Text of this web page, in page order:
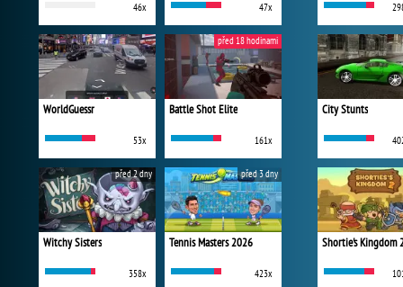
46x 47x
WorldGuessr
53x
Battle Shot Elite
161x
před 18 hodinami
Witchy Sisters
358x
před 2 dny
Tennis Masters 2026
423x
před 3 dny
City Stunts
Shortie's Kingdom